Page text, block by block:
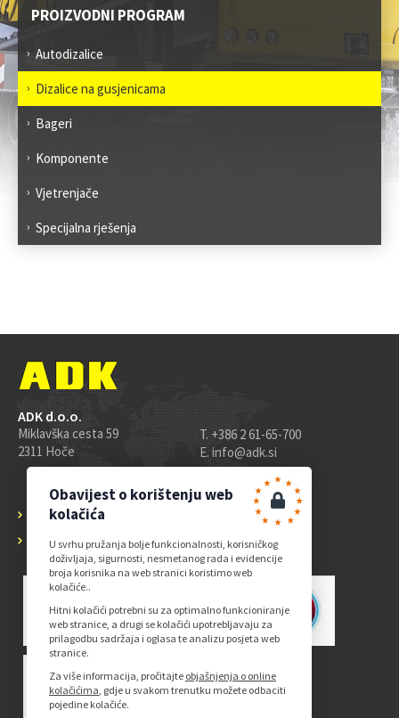
PROIZVODNI PROGRAM
Autodizalice
Dizalice na gusjenicama
Bageri
Komponente
Vjetrenjače
Specijalna rješenja
ADK d.o.o.
Miklavška cesta 59
2311 Hoče
T. +386 2 61-65-700
E. info@adk.si
Početna
Procesi & Znanje
Proizvodni program
Kontakt
Obavijest o korištenju web
kolačića
U svrhu pružanja bolje funkcionalnosti, korisničkog
doživljaja, sigurnosti, nesmetanog rada i evidencije
broja korisnika na web stranici koristimo web
kolačiće..
Hitni kolačići potrebni su za optimalno funkcioniranje
web stranice, a drugi se kolačići upotrebljavaju za
prilagodbu sadržaja i oglasa te analizu posjeta web
stranice.
Za više informacija, pročitajte objašnjenja o online
kolačićima, gdje u svakom trenutku možete odbaciti
pojedine kolačiće.